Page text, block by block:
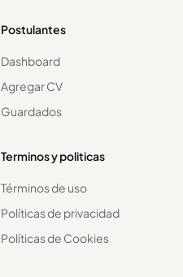
Postulantes
Dashboard
Agregar CV
Guardados
Terminos y politicas
Términos de uso
Políticas de privacidad
Políticas de Cookies